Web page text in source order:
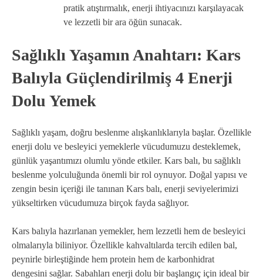
pratik atıştırmalık, enerji ihtiyacınızı karşılayacak
ve lezzetli bir ara öğün sunacak.
Sağlıklı Yaşamın Anahtarı: Kars
Balıyla Güçlendirilmiş 4 Enerji
Dolu Yemek
Sağlıklı yaşam, doğru beslenme alışkanlıklarıyla başlar. Özellikle
enerji dolu ve besleyici yemeklerle vücudumuzu desteklemek,
günlük yaşantımızı olumlu yönde etkiler. Kars balı, bu sağlıklı
beslenme yolculuğunda önemli bir rol oynuyor. Doğal yapısı ve
zengin besin içeriği ile tanınan Kars balı, enerji seviyelerimizi
yükseltirken vücudumuza birçok fayda sağlıyor.
Kars balıyla hazırlanan yemekler, hem lezzetli hem de besleyici
olmalarıyla biliniyor. Özellikle kahvaltılarda tercih edilen bal,
peynirle birleştiğinde hem protein hem de karbonhidrat
dengesini sağlar. Sabahları enerji dolu bir başlangıç için ideal bir